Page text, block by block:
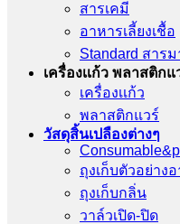
สารเคมี
อาหารเลี้ยงเชื้อ
Standard สาร
เครื่องเเก้ว พลาสติกแ
เครื่องเเก้ว
พลาสติกแวร์
วัสดุสิ้นเปลืองต่างๆ
ถุงเก็บตัวอย่าง
ถุงเก็บกลิ่น
วาล์วเปิด-ปิด